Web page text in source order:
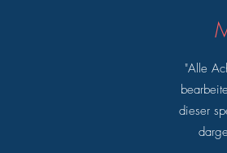
"Alle
dieser